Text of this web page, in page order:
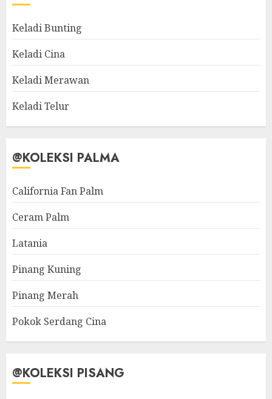
Keladi Bunting
Keladi Cina
Keladi Merawan
Keladi Telur
@KOLEKSI PALMA
California Fan Palm
Ceram Palm
Latania
Pinang Kuning
Pinang Merah
Pokok Serdang Cina
@KOLEKSI PISANG